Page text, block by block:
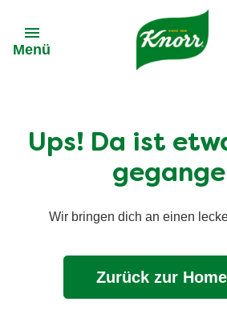
Menü
Ups! Da ist
Wir bringen dich an einen
Zurück zur